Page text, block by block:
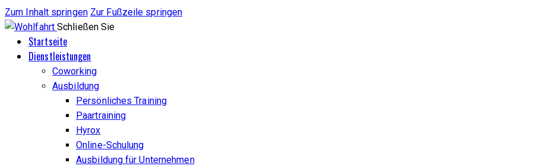
Zum Inhalt springen Zur Fußzeile springen
Schließen Sie
Startseite
Dienstleistungen
Coworking
Ausbildung
Persönliches Training
Paartraining
Hyrox
Online-Schulung
Ausbildung für Unternehmen